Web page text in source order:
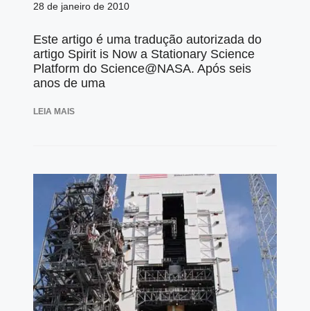
28 de janeiro de 2010
Este artigo é uma tradução autorizada do
artigo Spirit is Now a Stationary Science
Platform do Science@NASA. Após seis
anos de uma
LEIA MAIS